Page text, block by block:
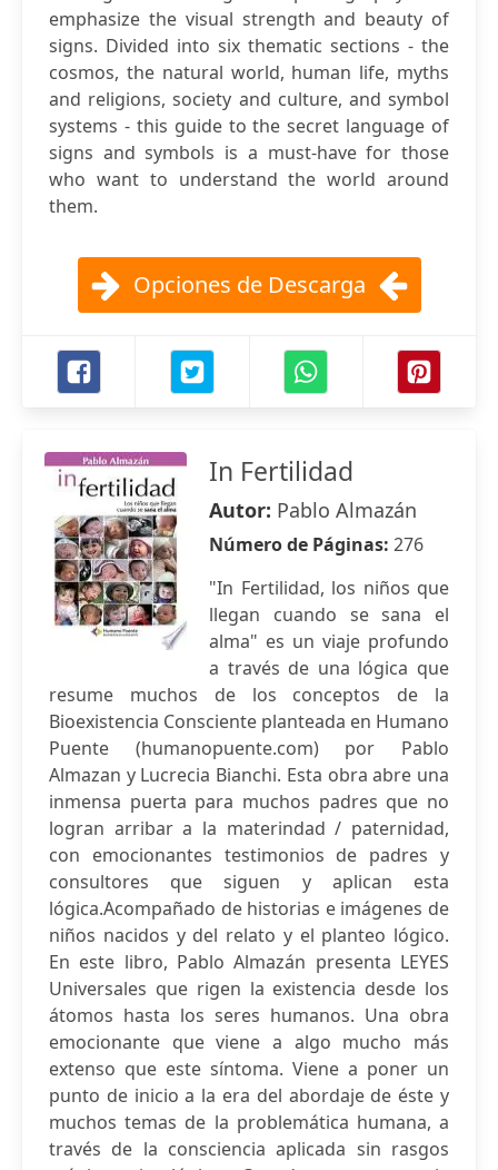
emphasize the visual strength and beauty of
signs. Divided into six thematic sections - the
cosmos, the natural world, human life, myths
and religions, society and culture, and symbol
systems - this guide to the secret language of
signs and symbols is a must-have for those
who want to understand the world around
them.
Opciones de Descarga
In Fertilidad
Autor: Pablo Almazán
Número de Páginas: 276
"In Fertilidad, los niños que
llegan cuando se sana el
alma" es un viaje profundo
a través de una lógica que
resume muchos de los conceptos de la
Bioexistencia Consciente planteada en Humano
Puente (humanopuente.com) por Pablo
Almazan y Lucrecia Bianchi. Esta obra abre una
inmensa puerta para muchos padres que no
logran arribar a la materindad / paternidad,
con emocionantes testimonios de padres y
consultores que siguen y aplican esta
lógica.Acompañado de historias e imágenes de
niños nacidos y del relato y el planteo lógico.
En este libro, Pablo Almazán presenta LEYES
Universales que rigen la existencia desde los
átomos hasta los seres humanos. Una obra
emocionante que viene a algo mucho más
extenso que este síntoma. Viene a poner un
punto de inicio a la era del abordaje de éste y
muchos temas de la problemática humana, a
través de la consciencia aplicada sin rasgos